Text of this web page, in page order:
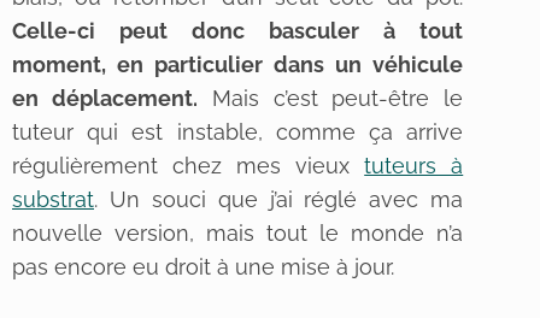
Celle-ci peut donc basculer à tout
moment, en particulier dans un véhicule
en déplacement. Mais c’est peut-être le
tuteur qui est instable, comme ça arrive
régulièrement chez mes vieuxtuteurs à
substrat. Un souci que j’ai réglé avec ma
nouvelle version, mais tout le monde n’a
pas encore eu droit à une mise à jour.